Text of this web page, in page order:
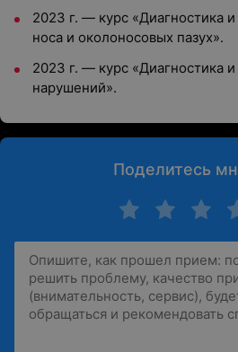
2023 г. — курс «Диагностика
носа и околоносовых пазух».
2023 г. — курс «Диагностика
нарушений».
Поделитесь